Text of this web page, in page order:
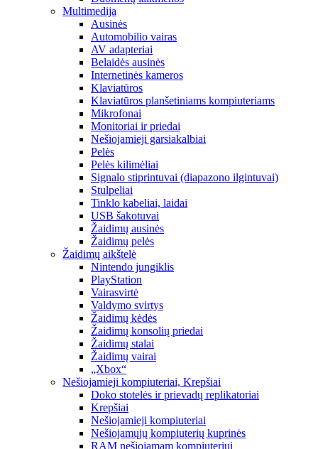
Multimedija
Ausinės
Automobilio vairas
AV adapteriai
Belaidės ausinės
Internetinės kameros
Klaviatūros
Klaviatūros planšetiniams kompiuteriams
Mikrofonai
Monitoriai ir priedai
Nešiojamieji garsiakalbiai
Pelės
Pelės kilimėliai
Signalo stiprintuvai (diapazono ilgintuvai)
Stulpeliai
Tinklo kabeliai, laidai
USB šakotuvai
Žaidimų ausinės
Žaidimų pelės
Žaidimų aikštelė
Nintendo jungiklis
PlayStation
Vairasvirtė
Valdymo svirtys
Žaidimų kėdės
Žaidimų konsolių priedai
Žaidimų stalai
Žaidimų vairai
„Xbox“
Nešiojamieji kompiuteriai, Krepšiai
Doko stotelės ir prievadų replikatoriai
Krepšiai
Nešiojamieji kompiuteriai
Nešiojamųjų kompiuterių kuprinės
RAM nešiojamam kompiuteriui